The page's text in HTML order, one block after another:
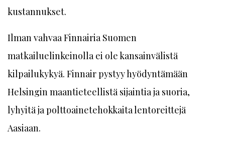
kustannukset.
Ilman vahvaa Finnairia Suomen
matkailuelinkeinolla ei ole kansainvälistä
kilpailukykyä. Finnair pystyy hyödyntämään
Helsingin maantieteellistä sijaintia ja suoria,
lyhyitä ja polttoainetehokkaita lentoreittejä
Aasiaan.